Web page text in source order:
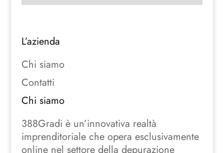
L’azienda
Chi siamo
Contatti
Chi siamo
388Gradi è un’innovativa realtà
imprenditoriale che opera esclusivamente
online nel settore della depurazione